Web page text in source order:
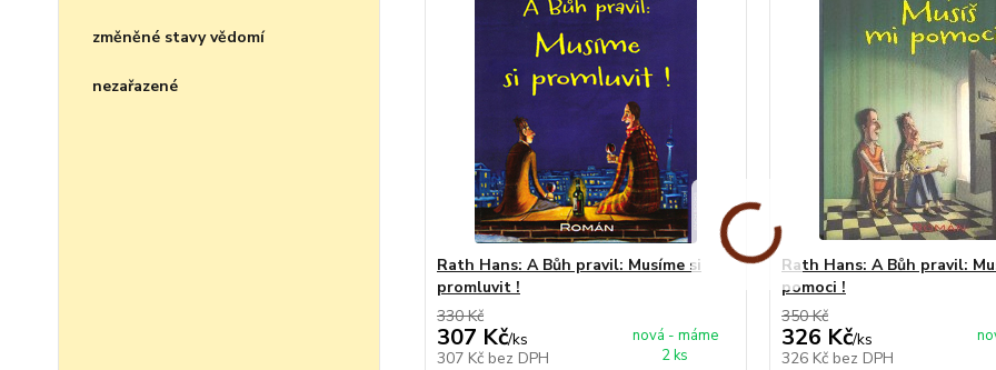
změněné stavy vědomí
nezařazené
Rath Hans: A Bůh pravil: Musíme si
promluvit !
330 Kč
307 Kč/ks
307 Kč bez DPH
nová - máme
2 ks
Rath Hans: A Bůh pravil:
pomoci !
350 Kč
326 Kč/ks
326 Kč bez DPH